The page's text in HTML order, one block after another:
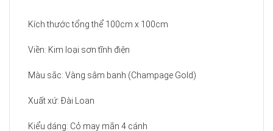
Kích thước tổng thể 100cm x 100cm
Viền: Kim loại sơn tĩnh điện
Màu sắc: Vàng sâm banh (Champage Gold)
Xuất xứ: Đài Loan
Kiểu dáng: Cỏ may mắn 4 cánh